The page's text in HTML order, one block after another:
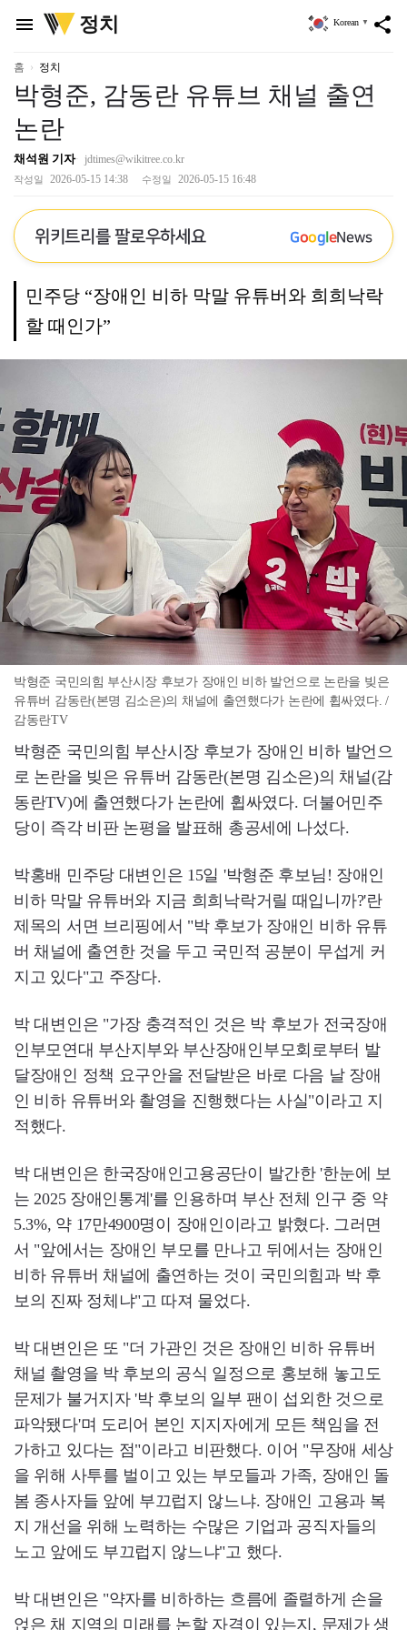
menu
위
키
정치 share
Korean ▼
홈 정치
박형준, 감동란 유튜브 채널 출연
논란
채석원 기자 jdtimes@wikitree.co.kr
작성일 2026-05-15 14:38 수정일 2026-05-15 16:48
위키트리를 팔로우하세요 GoogleNews
민주당 “장애인 비하 막말 유튜버와 희희낙락
할 때인가”
박형준 국민의힘 부산시장 후보가 장애인 비하 발언으로 논란을 빚은
유튜버 감동란(본명 김소은)의 채널에 출연했다가 논란에 휩싸였다. /
감동란TV
박형준 국민의힘 부산시장 후보가 장애인 비하 발언으
로 논란을 빚은 유튜버 감동란(본명 김소은)의 채널(감
동란TV)에 출연했다가 논란에 휩싸였다. 더불어민주
당이 즉각 비판 논평을 발표해 총공세에 나섰다.
박홍배 민주당 대변인은 15일 '박형준 후보님! 장애인
비하 막말 유튜버와 지금 희희낙락거릴 때입니까?'란
제목의 서면 브리핑에서 "박 후보가 장애인 비하 유튜
버 채널에 출연한 것을 두고 국민적 공분이 무섭게 커
지고 있다"고 주장다.
박 대변인은 "가장 충격적인 것은 박 후보가 전국장애
인부모연대 부산지부와 부산장애인부모회로부터 발
달장애인 정책 요구안을 전달받은 바로 다음 날 장애
인 비하 유튜버와 촬영을 진행했다는 사실"이라고 지
적했다.
박 대변인은 한국장애인고용공단이 발간한 '한눈에 보
는 2025 장애인통계'를 인용하며 부산 전체 인구 중 약
5.3%, 약 17만4900명이 장애인이라고 밝혔다. 그러면
서 "앞에서는 장애인 부모를 만나고 뒤에서는 장애인
비하 유튜버 채널에 출연하는 것이 국민의힘과 박 후
보의 진짜 정체냐"고 따져 물었다.
박 대변인은 또 "더 가관인 것은 장애인 비하 유튜버
채널 촬영을 박 후보의 공식 일정으로 홍보해 놓고도
문제가 불거지자 '박 후보의 일부 팬이 섭외한 것으로
파악됐다'며 도리어 본인 지지자에게 모든 책임을 전
가하고 있다는 점"이라고 비판했다. 이어 "무장애 세상
을 위해 사투를 벌이고 있는 부모들과 가족, 장애인 돌
봄 종사자들 앞에 부끄럽지 않느냐. 장애인 고용과 복
지 개선을 위해 노력하는 수많은 기업과 공직자들의
노고 앞에도 부끄럽지 않느냐"고 했다.
박 대변인은 "약자를 비하하는 흐름에 졸렬하게 손을
얹은 채 지역의 미래를 논할 자격이 있는지, 문제가 생